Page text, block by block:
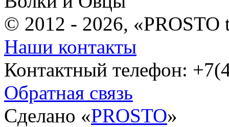
© 2012 - 2026, «PROSTO
Наши контакты
Контактный телефон:
Обратная связь
Сделано «PROSTO»